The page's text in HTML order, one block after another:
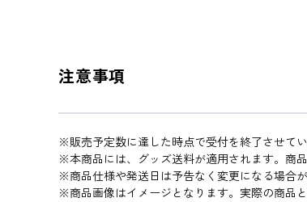
注意事項
※販売予定数に達した時点で受付を終了させて
※本商品には、グッズ送料が適用されます。商
※商品仕様や発送日は予告なく変更になる場合
※商品画像はイメージとなります。実際の商品